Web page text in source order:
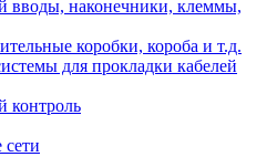
вводы, наконечники, клеммы,
коробки, короба и т.д.
для прокладки кабелей
контроль